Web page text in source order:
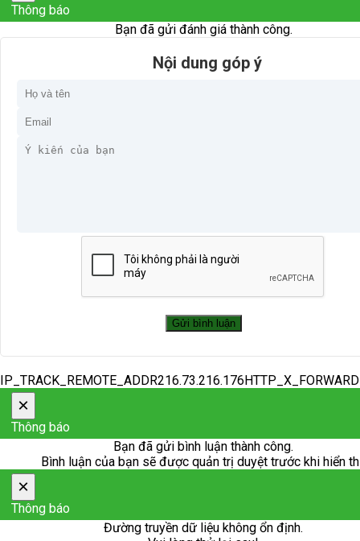
Thông báo
Bạn đã gửi đánh giá thành công.
Nội dung góp ý
×
Thông báo
Bạn đã gửi bình luận thành công.
Bình luận của bạn sẽ được quản trị duyệt trước khi hiển
×
Thông báo
Đường truyền dữ liệu không ổn định.